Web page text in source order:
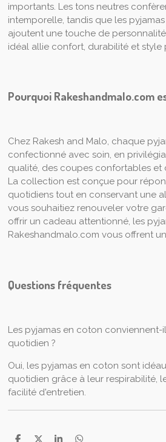
importants. Les tons neutres
intemporelle, tandis que les
ajoutent une touche de
idéal allie confort, durabilité et style
Pourquoi Rakeshandmalo.com
Chez Rakesh and Malo, chaque
confectionné avec soin, en
qualité, des coupes confortables et
La collection est conçue pour
quotidiens tout en conservant une
vous souhaitiez renouveler votre
offrir un cadeau attentionné, les
Rakeshandmalo.com vous offrent
Questions fréquentes
Les pyjamas en coton conviennent-
quotidien ?
Oui, les pyjamas en coton sont
quotidien grâce à leur respirabilité,
facilité d'entretien.